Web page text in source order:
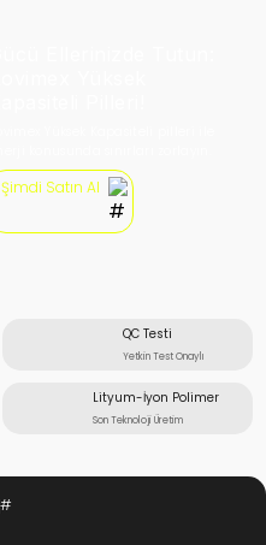
Şimdi Satın Al
QC Testi
Yetkin Test Onaylı
Lityum-İyon Polimer
Son Teknoloji Üretim